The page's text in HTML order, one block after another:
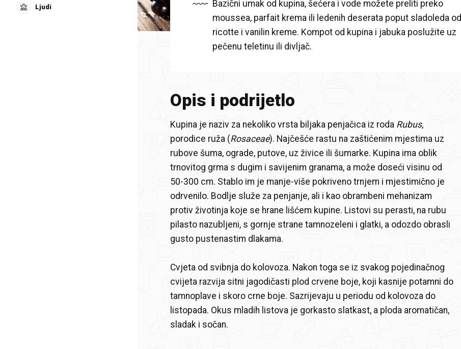
Ljudi
Bazični umak od kupina, šećera i vode možete preliti preko
moussea, parfait krema ili ledenih deserata poput sladoleda od
ricotte i vanilin kreme. Kompot od kupina i jabuka poslužite uz
pečenu teletinu ili divljač.
Opis i podrijetlo
Kupina je naziv za nekoliko vrsta biljaka penjačica iz roda Rubus,
porodice ruža (Rosaceae). Najčešće rastu na zaštićenim mjestima uz
rubove šuma, ograde, putove, uz živice ili šumarke. Kupina ima oblik
trnovitog grma s dugim i savijenim granama, a može doseći visinu od
50-300 cm. Stablo im je manje-više pokriveno trnjem i mjestimično je
odrvenilo. Bodlje služe za penjanje, ali i kao obrambeni mehanizam
protiv životinja koje se hrane lišćem kupine. Listovi su perasti, na rubu
pilasto nazubljeni, s gornje strane tamnozeleni i glatki, a odozdo obrasli
gusto pustenastim dlakama.
Cvjeta od svibnja do kolovoza. Nakon toga se iz svakog pojedinačnog
cvijeta razvija sitni jagodičasti plod crvene boje, koji kasnije potamni do
tamnoplave i skoro crne boje. Sazrijevaju u periodu od kolovoza do
listopada. Okus mladih listova je gorkasto slatkast, a ploda aromatičan,
sladak i sočan.